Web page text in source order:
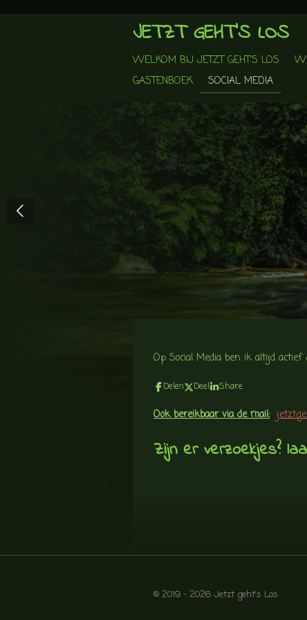
JETZT GEHT'S LOS
WELKOM BIJ JETZT GEHT'S LOS
GASTENBOEK
SOCIAL MEDIA
Op Social Media ben ik altijd
Delen Deel Share
Ook bereikbaar via de mail:
Zijn er verzoekjes?
© 2019 - 2026 Jetzt geht's Los